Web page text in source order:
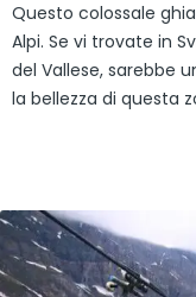
Questo colossale
Alpi. Se vi trovate in
del Vallese, sarebbe
la bellezza di questa